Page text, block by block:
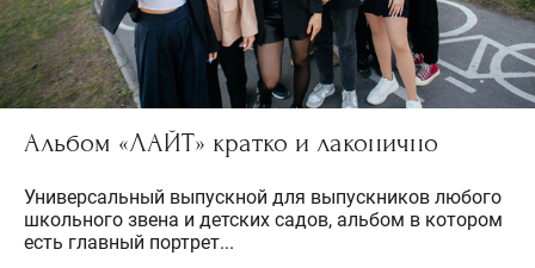
Альбом «ЛАЙТ» кратко и лаконично
Универсальный выпускной для выпускников любого
школьного звена и детских садов, альбом в котором
есть главный портрет...